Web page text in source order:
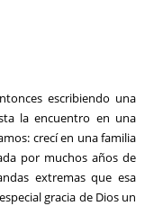
escribiendo una
la encuentro en una
crecí en una familia
por muchos años de
extremas que esa
gracia de Dios un